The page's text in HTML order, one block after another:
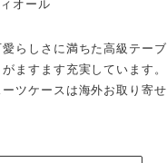
オール
らしさに満ちた高級テーブ
ますます充実しています。
ツケースは海外お取り寄せ